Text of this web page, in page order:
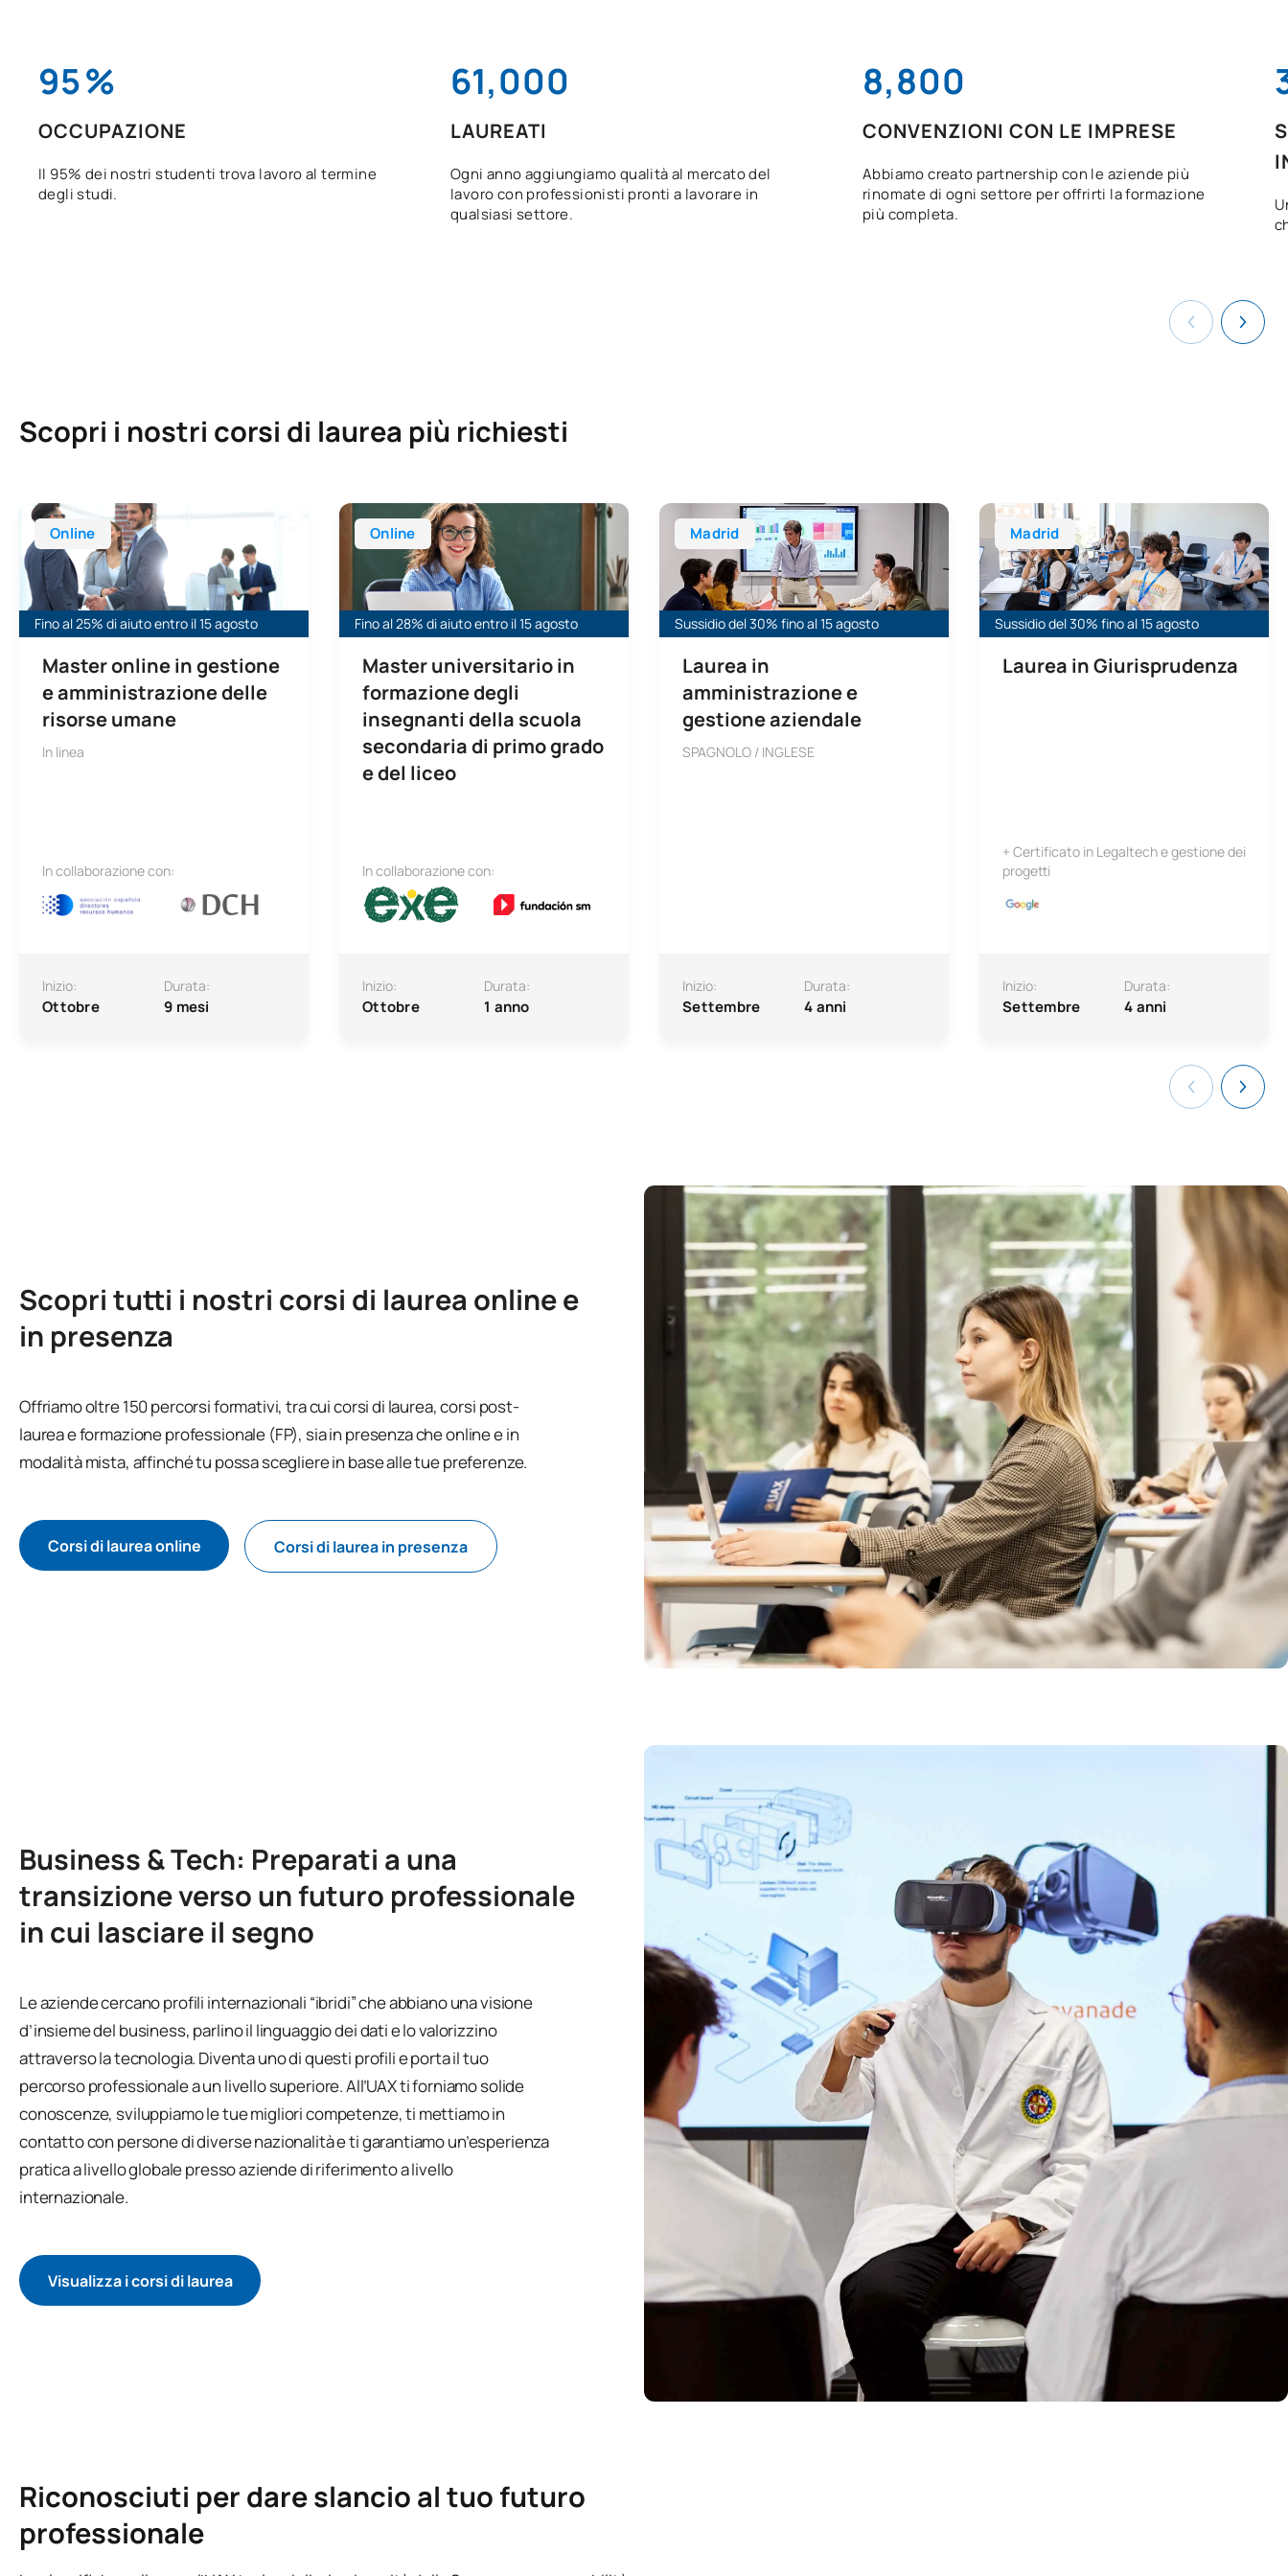
95%
OCCUPAZIONE
Il 95% dei nostri studenti trova lavoro al termine
degli studi.
61,000
LAUREATI
Ogni anno aggiungiamo qualità al mercato del
lavoro con professionisti pronti a lavorare in
qualsiasi settore.
8,800
CONVENZIONI CON LE IMPRESE
Abbiamo creato partnership con le aziende più
rinomate di ogni settore per offrirti la formazione
più completa.
Scopri i nostri corsi di laurea più richiesti
Online
Fino al 25% di aiuto entro il 15 agosto
Master online in gestione
e amministrazione delle
risorse umane
In linea
In collaborazione con:
Inizio:
Ottobre
Durata:
9 mesi
Master universitario online in Direzione e gestione delle risorse umane
Online
Fino al 28% di aiuto entro il 15 agosto
Master universitario in
formazione degli
insegnanti della scuola
secondaria di primo grado
e del liceo
In collaborazione con:
Inizio:
Ottobre
Durata:
1 anno
Master universitario in Formazione degli insegnanti per la scuola secondaria di primo grado e il liceo, la formazione professionale e
Madrid
Sussidio del 30% fino al 15 agosto
Laurea in
amministrazione e
gestione aziendale
SPAGNOLO / INGLESE
Inizio:
Settembre
Durata:
4 anni
Laurea in Amministrazione e Gestione Aziendale
Madrid
Sussidio del 30% fino al 15 agosto
Laurea in Giurisprudenza
+ Certificato in Legaltech e gestione dei
progetti
Inizio:
Settembre
Durata:
4 anni
Laurea in Giurisprudenza
Scopri tutti i nostri corsi di laurea online e
in presenza
Offriamo oltre 150 percorsi formativi, tra cui corsi di laurea, corsi post-
laurea e formazione professionale (FP), sia in presenza che online e in
modalità mista, affinché tu possa scegliere in base alle tue preferenze.
Corsi di laurea online Corsi di laurea in presenza
Business & Tech: Preparati a una
transizione verso un futuro professionale
in cui lasciare il segno
Le aziende cercano profili internazionali “ibridi” che abbiano una visione
d’insieme del business, parlino il linguaggio dei dati e lo valorizzino
attraverso la tecnologia. Diventa uno di questi profili e porta il tuo
percorso professionale a un livello superiore. All’UAX ti forniamo solide
conoscenze, sviluppiamo le tue migliori competenze, ti mettiamo in
contatto con persone di diverse nazionalità e ti garantiamo un’esperienza
pratica a livello globale presso aziende di riferimento a livello
internazionale.
Visualizza i corsi di laurea
Riconosciuti per dare slancio al tuo futuro
professionale